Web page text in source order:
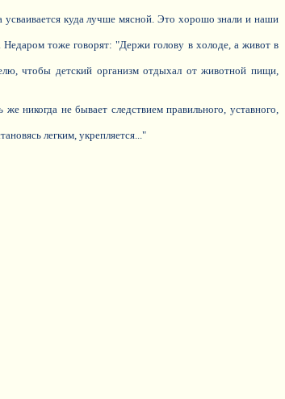
куда лучше мясной. Это хорошо знали и наши
Недаром тоже говорят: "Держи голову в холоде, а живот в
чтобы детский организм отдыхал от животной пищи,
никогда не бывает следствием правильного, уставного,
легким, укрепляется..."